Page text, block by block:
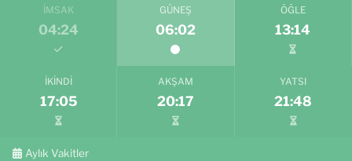
İMSAK
04:24
GÜNEŞ
06:02
ÖĞLE
13:14
İKINDI
17:05
AKŞAM
20:17
YATSI
21:48
Aylık Vakitler